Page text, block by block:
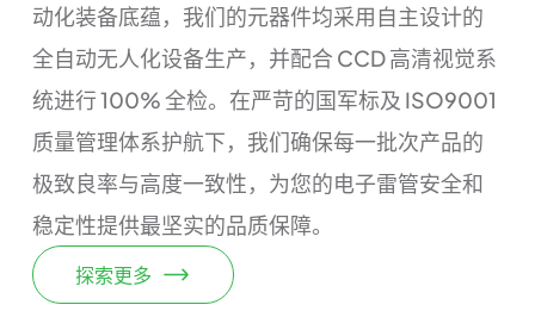
动化装备底蕴，我们的元器件均采用自主设计的
全自动无人化设备生产，并配合 CCD 高清视觉系
统进行 100% 全检。在严苛的国军标及 ISO9001
质量管理体系护航下，我们确保每一批次产品的
极致良率与高度一致性，为您的电子雷管安全和
稳定性提供最坚实的品质保障。
探索更多